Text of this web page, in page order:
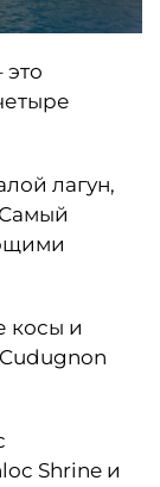
это
лагун,
косы и
Shrine и